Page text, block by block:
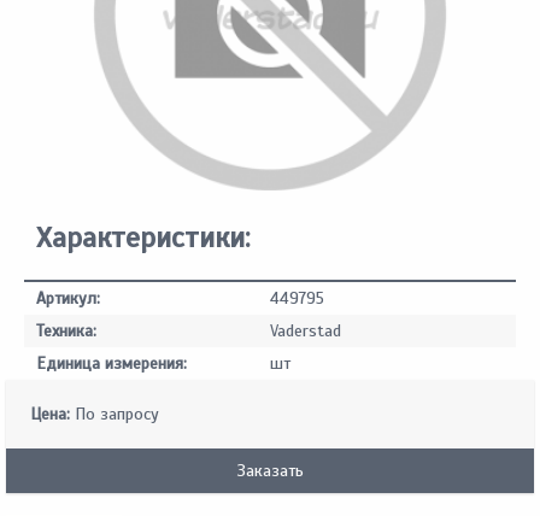
Характеристики:
Артикул:
449795
Техника:
Vaderstad
Единица измерения:
шт
Цена: По запросу
Заказать